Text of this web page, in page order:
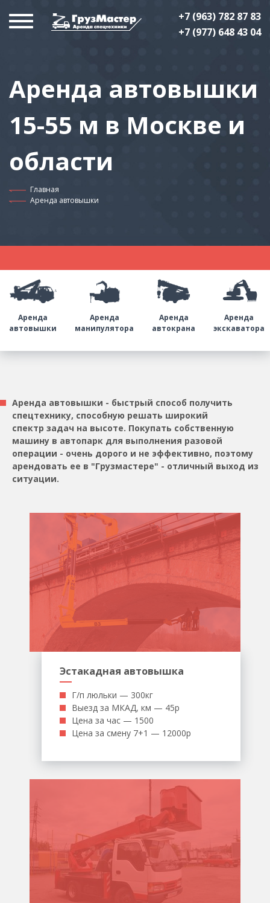
+7 (963) 782 87 83
+7 (977) 648 43 04
Аренда автовышки
15-55 м в Москве и
области
Главная
Аренда автовышки
Аренда
автовышки
Аренда
манипулятора
Аренда
автокрана
Аренда
экскаватора
Аренда автовышки - быстрый способ получить
спецтехнику, способную решать широкий
спектр задач на высоте. Покупать собственную
машину в автопарк для выполнения разовой
операции - очень дорого и не эффективно, поэтому
арендовать ее в "Грузмастере" - отличный выход из
ситуации.
Эстакадная автовышка
Г/п люльки — 300кг
Выезд за МКАД, км — 45р
Цена за час — 1500
Цена за смену 7+1 — 12000р